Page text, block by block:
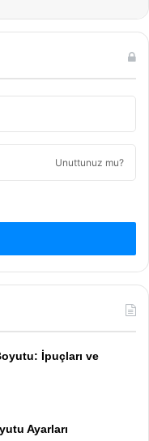
Unuttunuz mu?
İpuçları ve
Ayarları